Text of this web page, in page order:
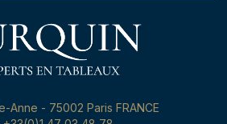
Anne - 75002 Paris FRANCE